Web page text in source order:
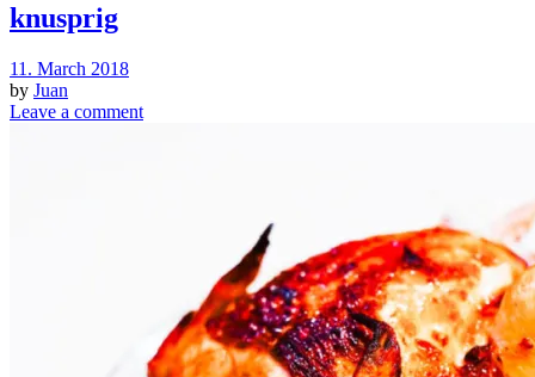
knusprig
11. March 2018
by Juan
Leave a comment